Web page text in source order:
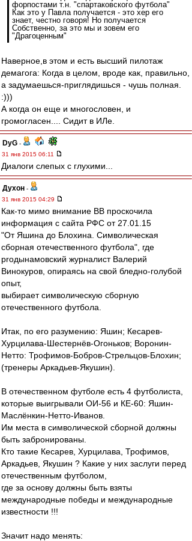
форпостами т.н. "спартаковского футбола"
Как это у Павла получается - это хер его
знает, честно говоря! Но получается
Собственно, за это мы и зовем его
"Драгоценным"
Наверное,в этом и есть высший пилотаж
демагога: Когда в целом, вроде как, правильно,
а задумаешься-приглядишься - чушь полная.
:)))
А когда он еще и многословен, и
громогласен.... Сидит в ИЛе.
DyG -
31 янв 2015 06:11
Диалоги слепых с глухими...
Духон -
31 янв 2015 04:29
Как-то мимо внимание ВВ проскочила
информация с сайта РФС от 27.01.15
"От Яшина до Блохина. Символическая
сборная отечественного футбола", где
proдынамовский журналист Валерий
Винокуров, опираясь на свой бледно-голубой
опыт,
выбирает символическую сборную
отечественного футбола.
Итак, по его разумению: Яшин; Кесарев-
Хурцилава-Шестернёв-Огоньков; Воронин-
Нетто: Трофимов-Бобров-Стрельцов-Блохин;
(тренеры Аркадьев-Якушин).
В отечественном футболе есть 4 футболиста,
которые выигрывали ОИ-56 и КЕ-60: Яшин-
Маслёнкин-Нетто-Иванов.
Им места в символической сборной должны
быть забронированы.
Кто такие Кесарев, Хурцилава, Трофимов,
Аркадьев, Якушин ? Какие у них заслуги перед
отечественным футболом,
где за основу должны быть взяты
международные победы и международные
известности !!!
Значит надо менять: